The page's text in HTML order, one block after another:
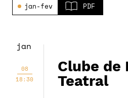
jan-fev PDF
jan
08
18:30
Clube de
Teatral